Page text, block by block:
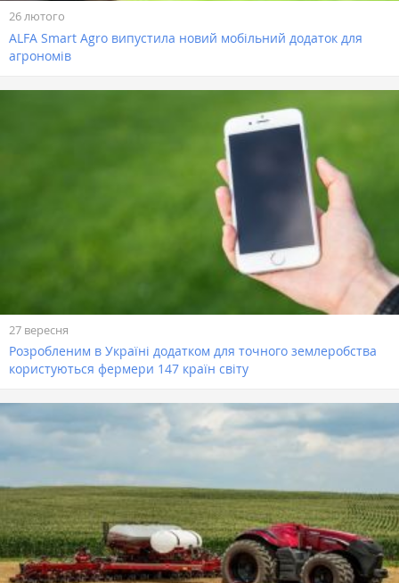
26 лютого
ALFA Smart Agro випустила новий мобільний додаток для
агрономів
27 вересня
Розробленим в Україні додатком для точного землеробства
користуються фермери 147 країн світу